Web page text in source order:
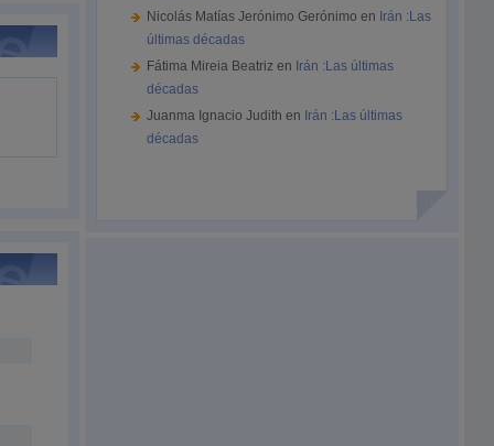
Nicolás Matías Jerónimo Gerónimo en Irán :Las
últimas décadas
Fátima Mireia Beatriz en Irán :Las últimas
décadas
Juanma Ignacio Judith en Irán :Las últimas
décadas